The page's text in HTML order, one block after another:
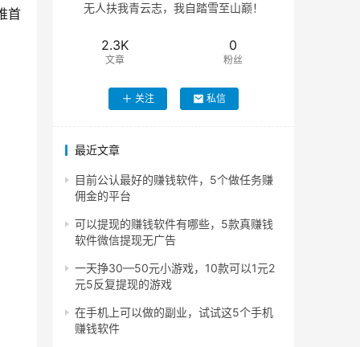
首 无人扶我青云志，我自踏雪至山巅！
2.3K
文章
0
粉丝
关注 私信
最近文章
目前公认最好的赚钱软件，5个做任务赚
佣金的平台
可以提现的赚钱软件有哪些，5款真赚钱
软件微信提现无广告
一天挣30—50元小游戏，10款可以1元2
元5反复提现的游戏
在手机上可以做的副业，试试这5个手机
赚钱软件